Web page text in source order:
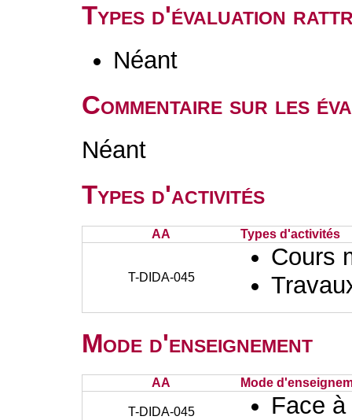
Types d'évaluation
Néant
Commentaire sur les
Néant
Types d'activités
AA Types d'activités
T-DIDA-045
Cours
Mode d'enseignement
AA Mode
T-DIDA-045 Face